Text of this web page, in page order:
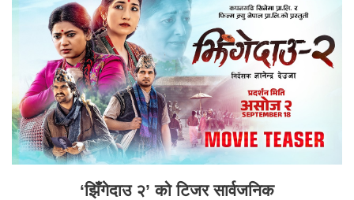
‘झिँगेदाउ २’ को टिजर सार्वजनिक